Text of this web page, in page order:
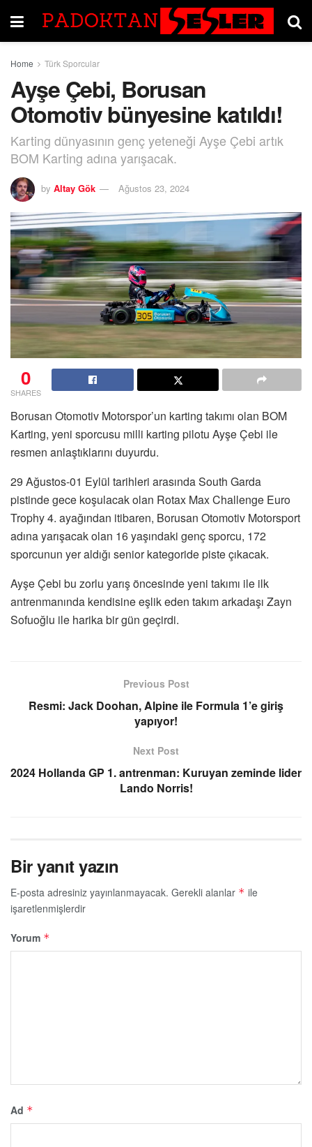
Home Türk Sporcular
Ayşe Çebi, Borusan
Otomotiv bünyesine katıldı!
Karting dünyasının genç yeteneği Ayşe Çebi artık
BOM Karting adına yarışacak.
by Altay Gök Ağustos 23, 2024
0
SHARES
Borusan Otomotiv Motorspor’un karting takımı olan BOM
Karting, yeni sporcusu milli karting pilotu Ayşe Çebi ile
resmen anlaştıklarını duyurdu.
29 Ağustos-01 Eylül tarihleri arasında South Garda
pistinde gece koşulacak olan Rotax Max Challenge Euro
Trophy 4. ayağından itibaren, Borusan Otomotiv Motorsport
adına yarışacak olan 16 yaşındaki genç sporcu, 172
sporcunun yer aldığı senior kategoride piste çıkacak.
Ayşe Çebi bu zorlu yarış öncesinde yeni takımı ile ilk
antrenmanında kendisine eşlik eden takım arkadaşı Zayn
Sofuoğlu ile harika bir gün geçirdi.
Previous Post
Resmi: Jack Doohan, Alpine ile Formula 1’e giriş
yapıyor!
Next Post
2024 Hollanda GP 1. antrenman: Kuruyan zeminde lider
Lando Norris!
Bir yanıt yazın
E-posta adresiniz yayınlanmayacak. Gerekli alanlar * ile
işaretlenmişlerdir
Yorum *
Ad *